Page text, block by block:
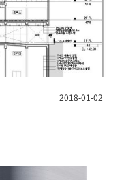
2018-01-02